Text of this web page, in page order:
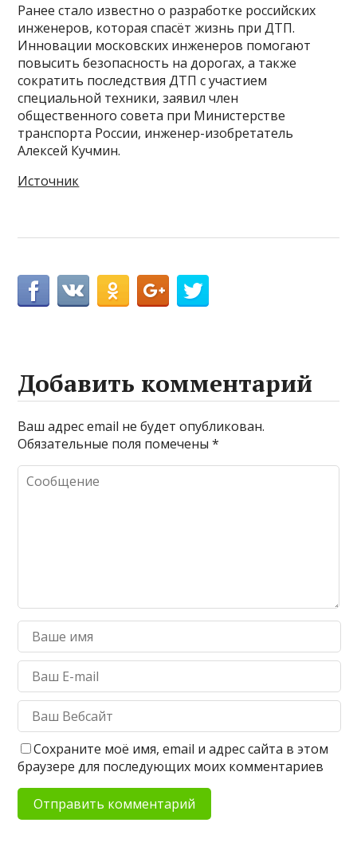
Ранее стало известно о разработке российских
инженеров, которая спасёт жизнь при ДТП.
Инновации московских инженеров помогают
повысить безопасность на дорогах, а также
сократить последствия ДТП с участием
специальной техники, заявил член
общественного совета при Министерстве
транспорта России, инженер-изобретатель
Алексей Кучмин.
Источник
Добавить комментарий
Ваш адрес email не будет опубликован.
Обязательные поля помечены*
Сохраните моё имя, email и адрес сайта в этом
браузере для последующих моих комментариев